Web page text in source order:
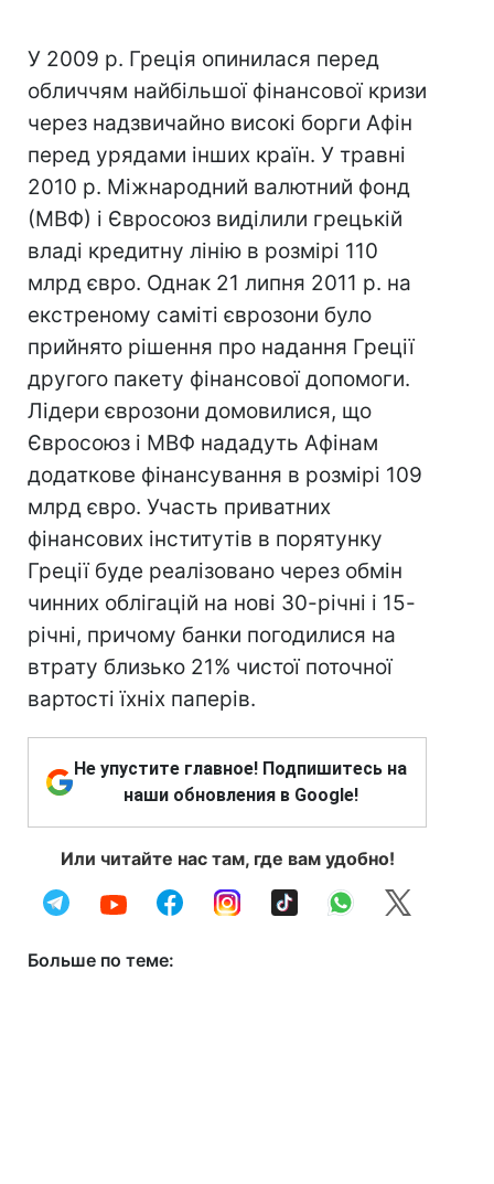
У 2009 р. Греція опинилася перед
обличчям найбільшої фінансової кризи
через надзвичайно високі борги Афін
перед урядами інших країн. У травні
2010 р. Міжнародний валютний фонд
(МВФ) і Євросоюз виділили грецькій
владі кредитну лінію в розмірі 110
млрд євро. Однак 21 липня 2011 р. на
екстреному саміті єврозони було
прийнято рішення про надання Греції
другого пакету фінансової допомоги.
Лідери єврозони домовилися, що
Євросоюз і МВФ нададуть Афінам
додаткове фінансування в розмірі 109
млрд євро. Участь приватних
фінансових інститутів в порятунку
Греції буде реалізовано через обмін
чинних облігацій на нові 30-річні і 15-
річні, причому банки погодилися на
втрату близько 21% чистої поточної
вартості їхніх паперів.
Не упустите главное! Подпишитесь на
наши обновления в Google!
Или читайте нас там, где вам удобно!
Больше по теме: